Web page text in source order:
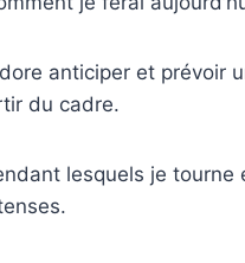
anticiper et prévoir
du cadre.
lesquels je